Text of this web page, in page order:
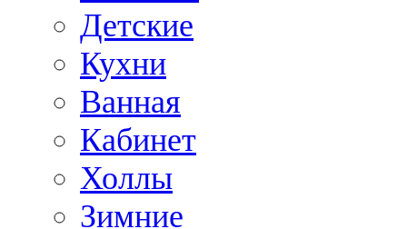
Детские
Кухни
Ванная
Кабинет
Холлы
Зимние